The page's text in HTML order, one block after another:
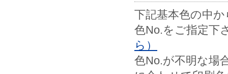
下記基本色の中
色No.をご指定下
ら）
色No.が不明な場